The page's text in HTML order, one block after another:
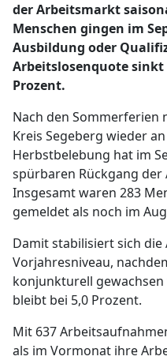
der Arbeitsmarkt
Menschen gingen im
Ausbildung oder
Arbeitslosenquote sinkt
Prozent.
Nach den
Kreis Segeberg wieder
Herbstbelebung hat im
spürbaren Rückgang
Insgesamt waren 283
gemeldet als noch im
Damit stabilisiert sich
Vorjahresniveau,
konjunkturell
bleibt bei 5,0 Prozent.
Mit 637
als im Vormonat ihre